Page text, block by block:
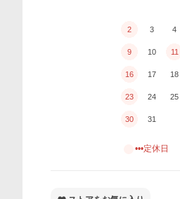
2 3 4
9 10 11
16 17 18
23 24 25
30 31
•••定休日